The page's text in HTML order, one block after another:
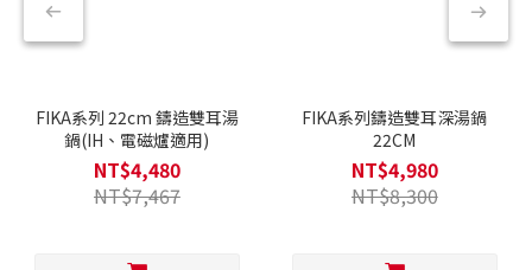
FIKA系列 22cm 鑄造雙耳湯
鍋(IH、電磁爐適用)
NT$4,480
NT$7,467
FIKA系列鑄造雙耳深湯鍋
22CM
NT$4,980
NT$8,300